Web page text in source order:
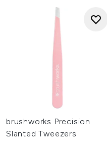
brushworks Precision
Slanted Tweezers